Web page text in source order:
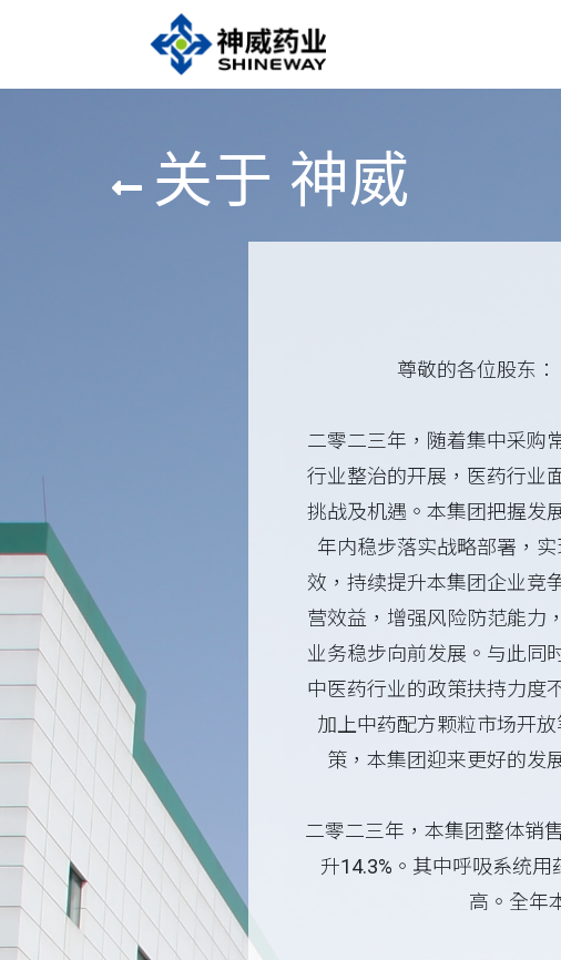
关于 神威
尊敬的各位股东：
二零二三年，随着集中采购
行业整治的开展，医药行业
挑战及机遇。本集团把握发
年内稳步落实战略部署，
效，持续提升本集团企业竞
营效益，增强风险防范能力
业务稳步向前发展。与此同
中医药行业的政策扶持力度
加上中药配方颗粒市场开
策，本集团迎来更好的发
二零二三年，本集团整体销
升14.3%。其中呼吸系统
高。全年